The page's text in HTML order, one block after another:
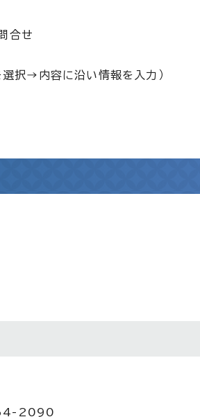
合せ
選択→内容に沿い情報を入力）
2090